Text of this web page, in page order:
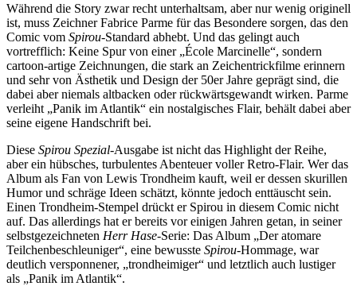
Während die Story zwar recht unterhaltsam, aber nur wenig originell
ist, muss Zeichner Fabrice Parme für das Besondere sorgen, das den
Comic vom Spirou-Standard abhebt. Und das gelingt auch
vortrefflich: Keine Spur von einer „École Marcinelle“, sondern
cartoon-artige Zeichnungen, die stark an Zeichentrickfilme erinnern
und sehr von Ästhetik und Design der 50er Jahre geprägt sind, die
dabei aber niemals altbacken oder rückwärtsgewandt wirken. Parme
verleiht „Panik im Atlantik“ ein nostalgisches Flair, behält dabei aber
seine eigene Handschrift bei.
Diese Spirou Spezial-Ausgabe ist nicht das Highlight der Reihe,
aber ein hübsches, turbulentes Abenteuer voller Retro-Flair. Wer das
Album als Fan von Lewis Trondheim kauft, weil er dessen skurillen
Humor und schräge Ideen schätzt, könnte jedoch enttäuscht sein.
Einen Trondheim-Stempel drückt er Spirou in diesem Comic nicht
auf. Das allerdings hat er bereits vor einigen Jahren getan, in seiner
selbstgezeichneten Herr Hase-Serie: Das Album „Der atomare
Teilchenbeschleuniger“, eine bewusste Spirou-Hommage, war
deutlich versponnener, „trondheimiger“ und letztlich auch lustiger
als „Panik im Atlantik“.